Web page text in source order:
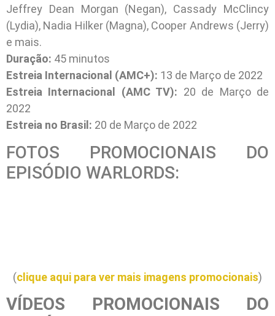
Jeffrey Dean Morgan (Negan), Cassady McClincy
(Lydia), Nadia Hilker (Magna), Cooper Andrews (Jerry)
e mais.
Duração: 45 minutos
Estreia Internacional (AMC+): 13 de Março de 2022
Estreia Internacional (AMC TV): 20 de Março de
2022
Estreia no Brasil: 20 de Março de 2022
FOTOS PROMOCIONAIS DO
EPISÓDIO WARLORDS:
(clique aqui para ver mais imagens promocionais)
VÍDEOS PROMOCIONAIS DO